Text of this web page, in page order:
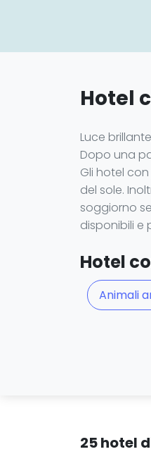
Hotel
Luce
Dopo una
Gli hotel
del sole.
soggiorno
disponibili e
Hotel
Animali
25 hotel